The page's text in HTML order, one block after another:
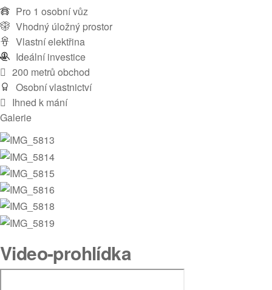
Pro 1 osobní vůz
Vhodný úložný prostor
Vlastní elektřina
Ideální investice
200 metrů obchod
Osobní vlastnictví
Ihned k mání
Galerie
Video-prohlídka